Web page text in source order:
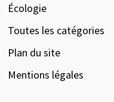
Écologie
Toutes les catégories
Plan du site
Mentions légales